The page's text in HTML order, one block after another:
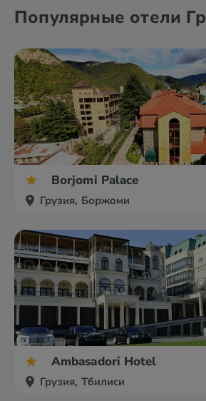
Популярные отели
Borjomi Palace
Грузия, Боржоми
Ambasadori Hotel
Грузия, Тбилиси